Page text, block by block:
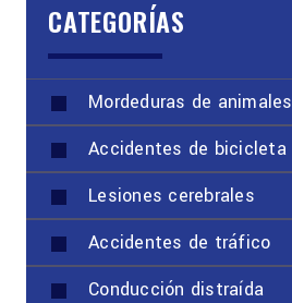
CATEGORÍAS
Mordeduras de animales
Accidentes de bicicleta
Lesiones cerebrales
Accidentes de tráfico
Conducción distraída